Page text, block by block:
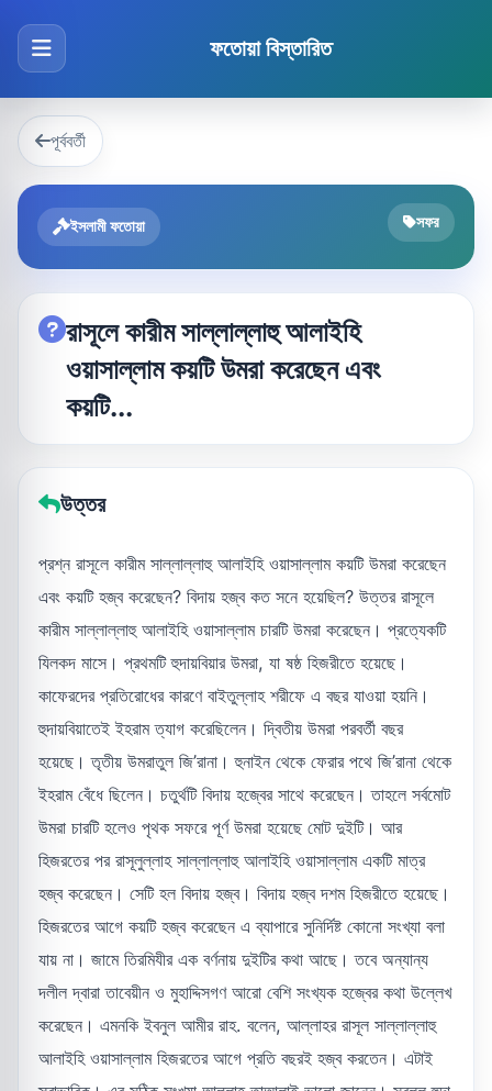
ফতোয়া বিস্তারিত
পূর্ববর্তী
ইসলামী ফতোয়া সফর
রাসূলে কারীম সাল্লাল্লাহু আলাইহি
ওয়াসাল্লাম কয়টি উমরা করেছেন এবং
কয়টি...
উত্তর
প্রশ্ন রাসূলে কারীম সাল্লাল্লাহু আলাইহি ওয়াসাল্লাম কয়টি উমরা করেছেন
এবং কয়টি হজ্ব করেছেন? বিদায় হজ্ব কত সনে হয়েছিল? উত্তর রাসূলে
কারীম সাল্লাল্লাহু আলাইহি ওয়াসাল্লাম চারটি উমরা করেছেন। প্রত্যেকটি
যিলকদ মাসে। প্রথমটি হুদায়বিয়ার উমরা, যা ষষ্ঠ হিজরীতে হয়েছে।
কাফেরদের প্রতিরোধের কারণে বাইতুল্লাহ শরীফে এ বছর যাওয়া হয়নি।
হুদায়বিয়াতেই ইহরাম ত্যাগ করেছিলেন। দ্বিতীয় উমরা পরবর্তী বছর
হয়েছে। তৃতীয় উমরাতুল জি’রানা। হুনাইন থেকে ফেরার পথে জি’রানা থেকে
ইহরাম বেঁধে ছিলেন। চতুর্থটি বিদায় হজ্বের সাথে করেছেন। তাহলে সর্বমোট
উমরা চারটি হলেও পৃথক সফরে পূর্ণ উমরা হয়েছে মোট দুইটি। আর
হিজরতের পর রাসূলুল্লাহ সাল্লাল্লাহু আলাইহি ওয়াসাল্লাম একটি মাত্র
হজ্ব করেছেন। সেটি হল বিদায় হজ্ব। বিদায় হজ্ব দশম হিজরীতে হয়েছে।
হিজরতের আগে কয়টি হজ্ব করেছেন এ ব্যাপারে সুনির্দিষ্ট কোনো সংখ্যা বলা
যায় না। জামে তিরমিযীর এক বর্ণনায় দুইটির কথা আছে। তবে অন্যান্য
দলীল দ্বারা তাবেয়ীন ও মুহাদ্দিসগণ আরো বেশি সংখ্যক হজ্বের কথা উল্লেখ
করেছেন। এমনকি ইবনুল আমীর রাহ. বলেন, আল্লাহর রাসূল সাল্লাল্লাহু
আলাইহি ওয়াসাল্লাম হিজরতের আগে প্রতি বছরই হজ্ব করতেন। এটাই